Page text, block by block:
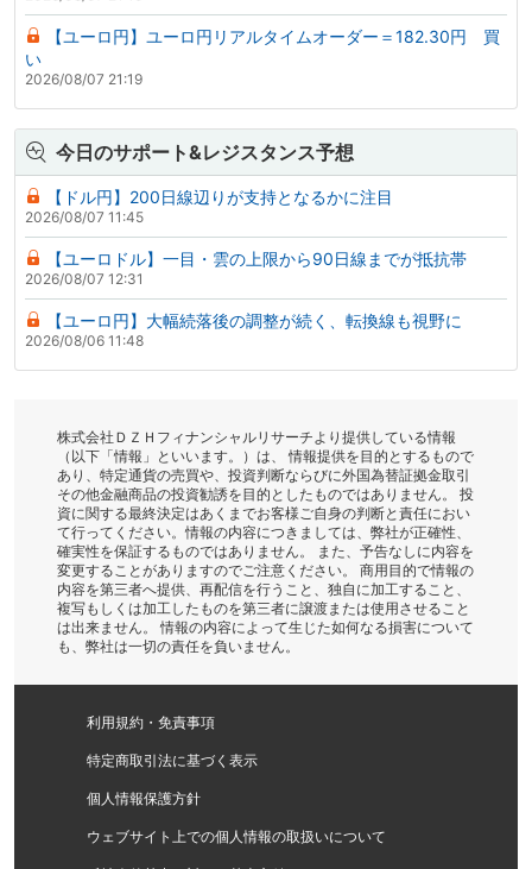
【ユーロ円】ユーロ円リアルタイムオーダー＝182.30円 買
い
2026/08/07 21:19
今日のサポート&レジスタンス予想
【ドル円】200日線辺りが支持となるかに注目
2026/08/07 11:45
【ユーロドル】一目・雲の上限から90日線までが抵抗帯
2026/08/07 12:31
【ユーロ円】大幅続落後の調整が続く、転換線も視野に
2026/08/06 11:48
株式会社ＤＺＨフィナンシャルリサーチより提供している情報
（以下「情報」といいます。）は、 情報提供を目的とするもので
あり、特定通貨の売買や、投資判断ならびに外国為替証拠金取引
その他金融商品の投資勧誘を目的としたものではありません。 投
資に関する最終決定はあくまでお客様ご自身の判断と責任におい
て行ってください。情報の内容につきましては、弊社が正確性、
確実性を保証するものではありません。 また、予告なしに内容を
変更することがありますのでご注意ください。 商用目的で情報の
内容を第三者へ提供、再配信を行うこと、独自に加工すること、
複写もしくは加工したものを第三者に譲渡または使用させること
は出来ません。 情報の内容によって生じた如何なる損害について
も、弊社は一切の責任を負いません。
利用規約・免責事項
特定商取引法に基づく表示
個人情報保護方針
ウェブサイト上での個人情報の取扱いについて